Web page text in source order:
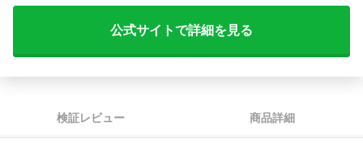
公式サイトで詳細を見る
検証レビュー 商品詳細